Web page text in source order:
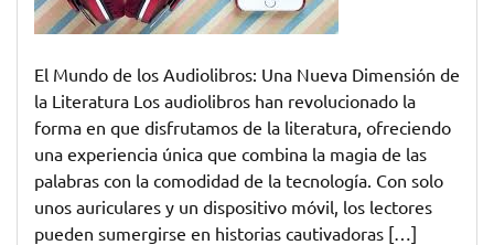
Audiolibros
El Mundo de los Audiolibros: Una Nueva Dimensión de
la Literatura Los audiolibros han revolucionado la
forma en que disfrutamos de la literatura, ofreciendo
una experiencia única que combina la magia de las
palabras con la comodidad de la tecnología. Con solo
unos auriculares y un dispositivo móvil, los lectores
pueden sumergirse en historias cautivadoras […]